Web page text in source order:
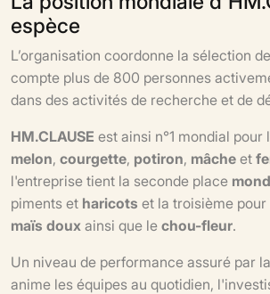
espèce
L’organisation coordonne la sélection
compte plus de 800 personnes
dans des activités de recherche et de
HM.CLAUSE est ainsi n°1 mondial pour
melon, courgette, potiron, mâcheet
l'entreprise tient la seconde place
piments et haricots et la troisième pour
maïs douxainsi que lechou-fleur.
Un niveau de performance assuré par
anime les équipes au quotidien,